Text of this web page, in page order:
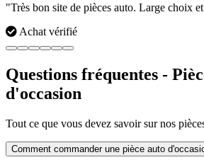
"Très bon site de pièces auto. Large choix
Achat vérifié
Questions fréquentes -
d'occasion
Tout ce que vous devez savoir sur nos
Comment commander une pièce auto